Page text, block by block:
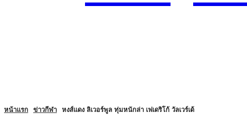
หน้าแรก ข่าวกีฬา หงส์แดง ลิเวอร์พูล ทุ่มหนักล่า เฟเดริโก้ วัลเวร์เด้